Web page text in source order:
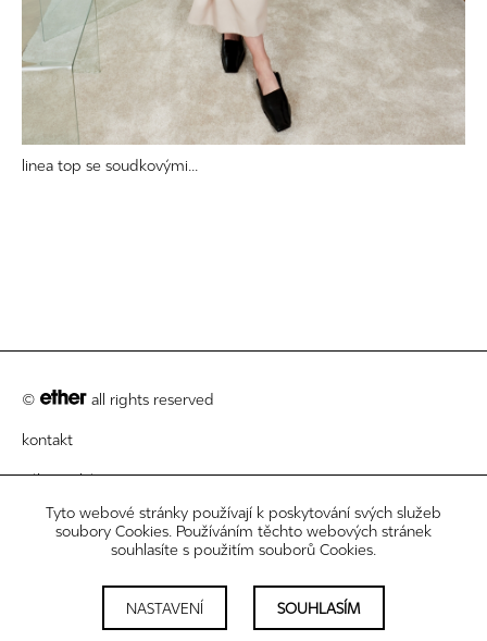
linea top se soudkovými...
© all rights reserved
kontakt
zákaznický servis
právní informace
nastavení cookies
Tyto webové stránky používají k poskytování svých služeb
soubory Cookies. Používáním těchto webových stránek
souhlasíte s použitím souborů Cookies.
NASTAVENÍ SOUHLASÍM